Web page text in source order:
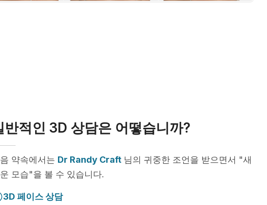
반적인 3D 상담은 어떻습니까?
약속에서는 Dr Randy Craft 님의 귀중한 조언을 받으면서 "새
모습"을 볼 수 있습니다.
3D 페이스 상담